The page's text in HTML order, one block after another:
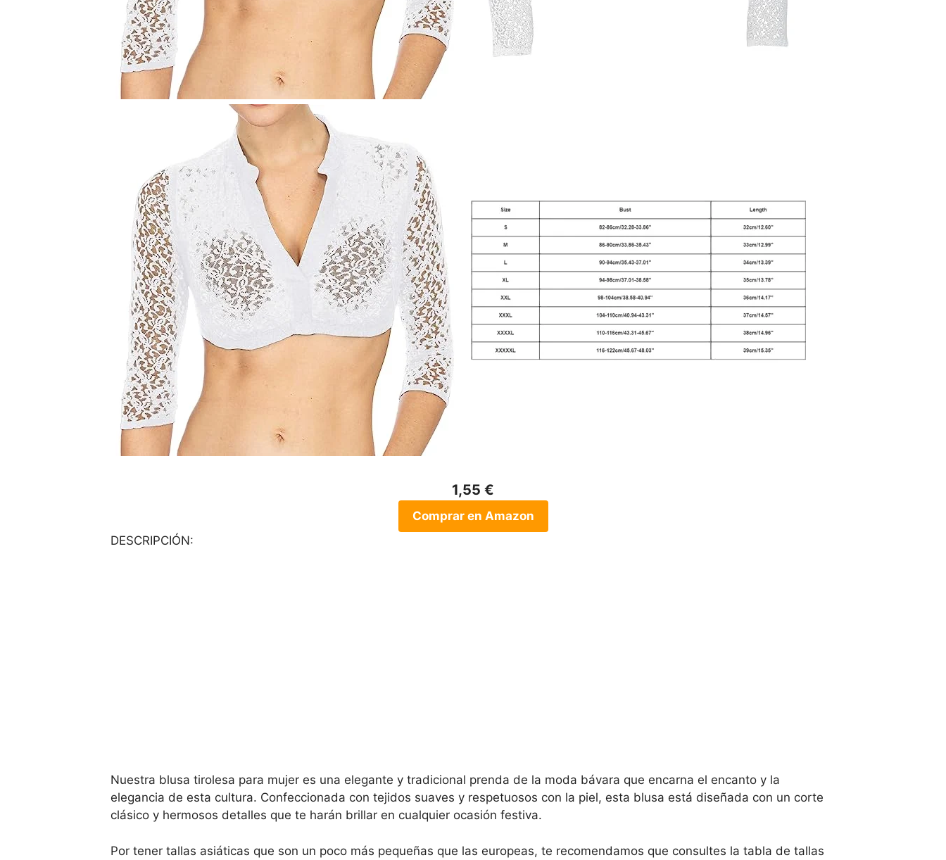
1,55 €
Comprar en Amazon
DESCRIPCIÓN:
Nuestra blusa tirolesa para mujer es una elegante y tradicional prenda de la moda bávara que encarna el encanto y la
elegancia de esta cultura. Confeccionada con tejidos suaves y respetuosos con la piel, esta blusa está diseñada con un corte
clásico y hermosos detalles que te harán brillar en cualquier ocasión festiva.
Por tener tallas asiáticas que son un poco más pequeñas que las europeas, te recomendamos que consultes la tabla de tallas